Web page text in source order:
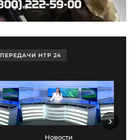
ПЕРЕДАЧИ НТР 24
Новости
›